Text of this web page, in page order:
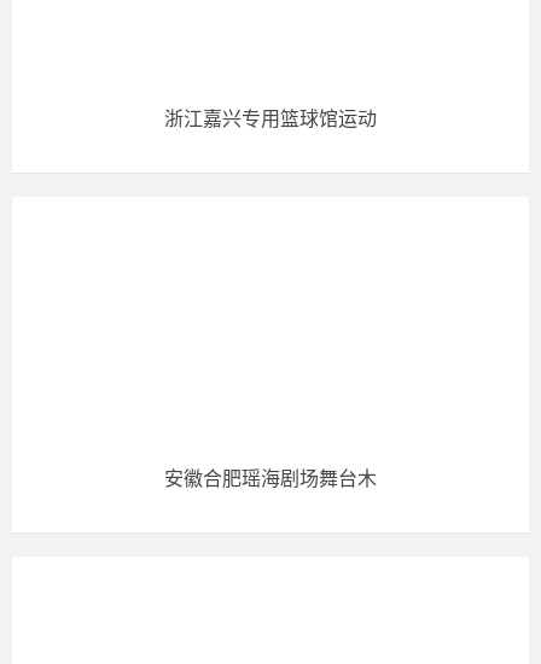
浙江嘉兴专用篮球馆运动
安徽合肥瑶海剧场舞台木